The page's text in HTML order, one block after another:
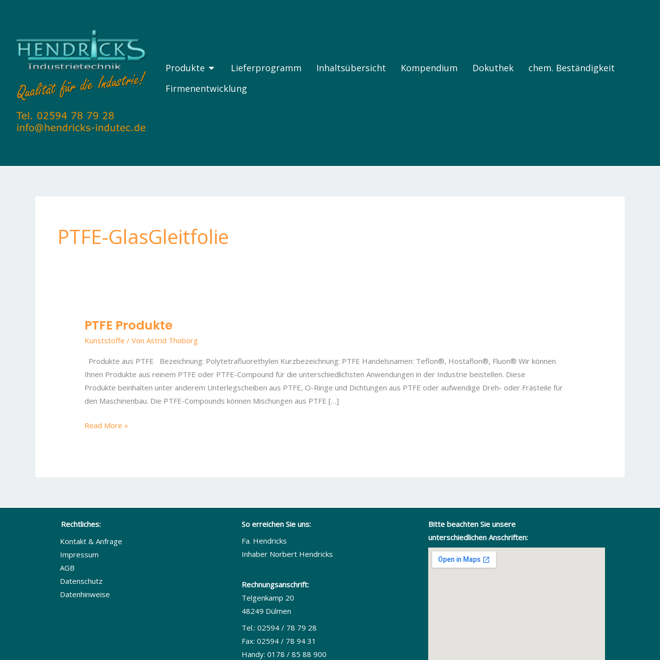
Produkte ÖFFNE PRODUKTE
Lieferprogramm Inhaltsübersicht Kompendium Dokuthek
chem. Beständigkeit
Firmenentwicklung
PTFE-GlasGleitfolie
PTFE Produkte
Kunststoffe / VonAstrid Thoborg
Produkte aus PTFE Bezeichnung: Polytetrafluorethylen Kurzbezeichnung: PTFE Handelsnamen: Teflon®, Hostaflon®, Fluon® Wir können
Ihnen Produkte aus reinem PTFE oder PTFE-Compound für die unterschiedlichsten Anwendungen in der Industrie beistellen. Diese
Produkte beinhalten unter anderem Unterlegscheiben aus PTFE, O-Ringe und Dichtungen aus PTFE oder aufwendige Dreh- oder Frästeile für
den Maschinenbau. Die PTFE-Compounds können Mischungen aus PTFE […]
PTFE
Produkte
Read More »
Rechtliches:
Kontakt & Anfrage
Impressum
AGB
Datenschutz
Datenhinweise
So erreichen Sie uns:
Fa. Hendricks
Inhaber Norbert Hendricks
Rechnungsanschrift:
Telgenkamp 20
48249 Dülmen
Tel.: 02594 / 78 79 28
Fax: 02594 / 78 94 31
Handy: 0178 / 85 88 900
Bitte beachten Sie unsere
unterschiedlichen Anschriften: